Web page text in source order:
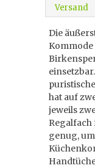
Versand
Die
Kommode
hat auf
jeweils
Regalfach
genug,